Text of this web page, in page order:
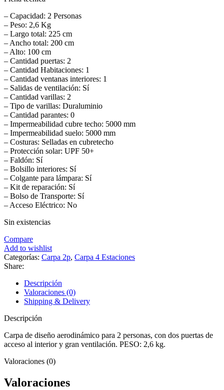
– Capacidad: 2 Personas
– Peso: 2,6 Kg
– Largo total: 225 cm
– Ancho total: 200 cm
– Alto: 100 cm
– Cantidad puertas: 2
– Cantidad Habitaciones: 1
– Cantidad ventanas interiores: 1
– Salidas de ventilación: Sí
– Cantidad varillas: 2
– Tipo de varillas: Duraluminio
– Cantidad parantes: 0
– Impermeabilidad cubre techo: 5000 mm
– Impermeabilidad suelo: 5000 mm
– Costuras: Selladas en cubretecho
– Protección solar: UPF 50+
– Faldón: Sí
– Bolsillo interiores: Sí
– Colgante para lámpara: Sí
– Kit de reparación: Sí
– Bolso de Transporte: Sí
– Acceso Eléctrico: No
Sin existencias
Compare
Add to wishlist
Categorías: Carpa 2p, Carpa 4 Estaciones
Share:
Descripción
Valoraciones (0)
Shipping & Delivery
Descripción
Carpa de diseño aerodinámico para 2 personas, con dos puertas de
acceso al interior y gran ventilación. PESO: 2,6 kg.
Valoraciones (0)
Valoraciones